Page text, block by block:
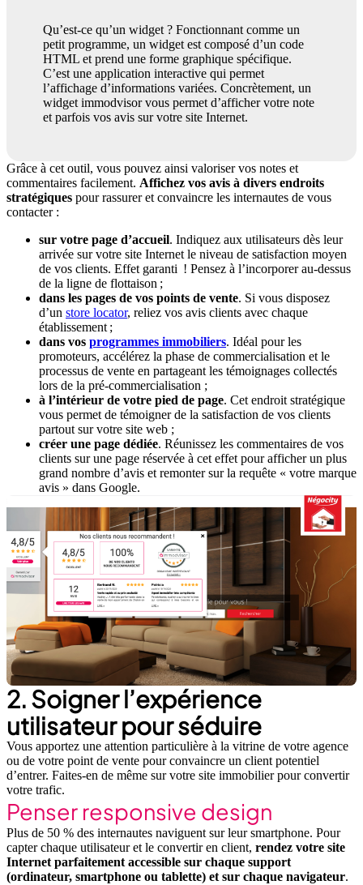
Qu’est-ce qu’un widget ? Fonctionnant comme un
petit programme, un widget est composé d’un code
HTML et prend une forme graphique spécifique.
C’est une application interactive qui permet
l’affichage d’informations variées. Concrètement, un
widget immodvisor vous permet d’afficher votre note
et parfois vos avis sur votre site Internet.
Grâce à cet outil, vous pouvez ainsi valoriser vos notes et
commentaires facilement. Affichez vos avis à divers endroits
stratégiques pour rassurer et convaincre les internautes de vous
contacter :
sur votre page d’accueil. Indiquez aux utilisateurs dès leur
arrivée sur votre site Internet le niveau de satisfaction moyen
de vos clients. Effet garanti ! Pensez à l’incorporer au-dessus
de la ligne de flottaison ;
dans les pages de vos points de vente. Si vous disposez
d’un store locator, reliez vos avis clients avec chaque
établissement ;
dans vos programmes immobiliers. Idéal pour les
promoteurs, accélérez la phase de commercialisation et le
processus de vente en partageant les témoignages collectés
lors de la pré-commercialisation ;
à l’intérieur de votre pied de page. Cet endroit stratégique
vous permet de témoigner de la satisfaction de vos clients
partout sur votre site web ;
créer une page dédiée. Réunissez les commentaires de vos
clients sur une page réservée à cet effet pour afficher un plus
grand nombre d’avis et remonter sur la requête « votre marque
avis » dans Google.
2. Soigner l’expérience
utilisateur pour séduire
Vous apportez une attention particulière à la vitrine de votre agence
ou de votre point de vente pour convaincre un client potentiel
d’entrer. Faites-en de même sur votre site immobilier pour convertir
votre trafic.
Penser responsive design
Plus de 50 % des internautes naviguent sur leur smartphone. Pour
capter chaque utilisateur et le convertir en client, rendez votre site
Internet parfaitement accessible sur chaque support
(ordinateur, smartphone ou tablette) et sur chaque navigateur.